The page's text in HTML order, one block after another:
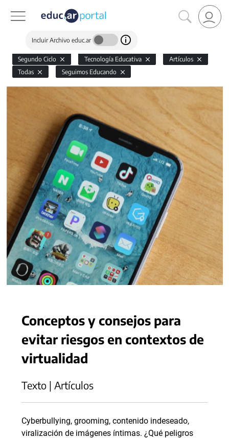
Incluir Archivo educ.ar
Segundo Ciclo Tecnología Educativa
Artículos
Todas
Seguimos Educando
Conceptos y consejos para
evitar riesgos en contextos de
virtualidad
Texto | Artículos
Cyberbullying, grooming, contenido indeseado,
viralización de imágenes íntimas. ¿Qué peligros